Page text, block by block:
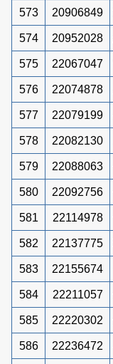
573 20906849
574 20952028
575 22067047
576 22074878
577 22079199
578 22082130
579 22088063
580 22092756
581 22114978
582 22137775
583 22155674
584 22211057
585 22220302
586 22236472